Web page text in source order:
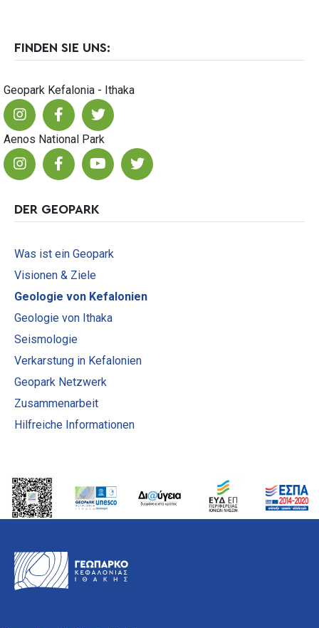
FINDEN SIE UNS:
Geopark Kefalonia - Ithaka
Aenos National Park
DER GEOPARK
Was ist ein Geopark
Visionen & Ziele
Geologie von Kefalonien
Geologie von Ithaka
Seismologie
Verkarstung in Kefalonien
Geopark Netzwerk
Zusammenarbeit
Hilfreiche Informationen